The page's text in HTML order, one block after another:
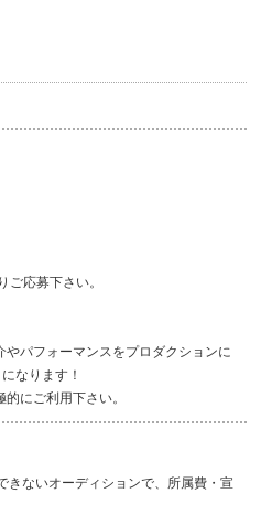
ご応募下さい。
パフォーマンスをプロダクションに
なります！
にご利用下さい。
きないオーディションで、所属費・宣